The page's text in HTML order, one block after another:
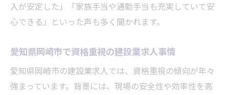
入が安定した」「家族手当や通勤手当も充実していて安
心できる」といった声も多く聞かれます。
愛知県岡崎市で資格重視の建設業求人事情
愛知県岡崎市の建設業求人では、資格重視の傾向が年々
強まっています。背景には、現場の安全性や効率性を高